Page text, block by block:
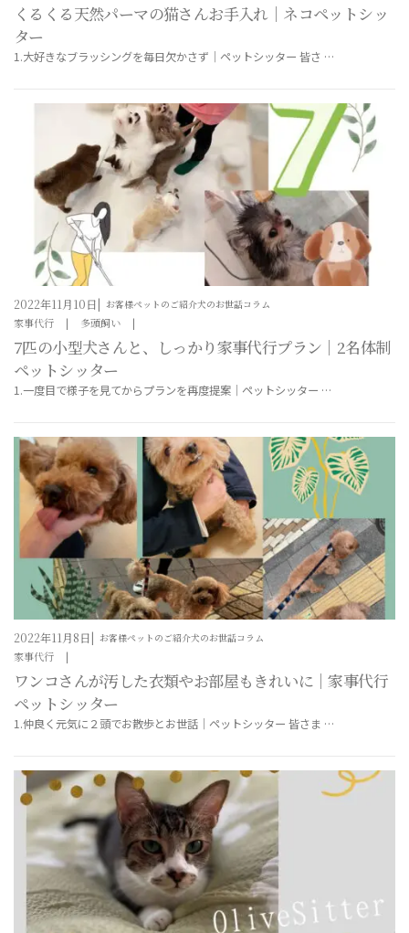
くるくる天然パーマの猫さんお手入れ｜ネコペットシッ
ター
1.大好きなブラッシングを毎日欠かさず｜ペットシッター 皆さ …
お客様ペットのご紹介犬のお世話コラム
2022年11月10日
家事代行 多頭飼い
7匹の小型犬さんと、しっかり家事代行プラン｜2名体制
ペットシッター
1.一度目で様子を見てからプランを再度提案｜ペットシッター …
お客様ペットのご紹介犬のお世話コラム
2022年11月8日
家事代行
ワンコさんが汚した衣類やお部屋もきれいに｜家事代行
ペットシッター
1.仲良く元気に２頭でお散歩とお世話｜ペットシッター 皆さま …